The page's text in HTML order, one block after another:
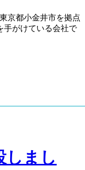
京都小金井市を拠点
手がけている会社で
しまし